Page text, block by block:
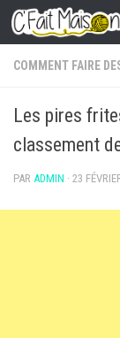
Skip to content
COMMENT FAIRE
Les pires
classement
PAR ADMIN · 23